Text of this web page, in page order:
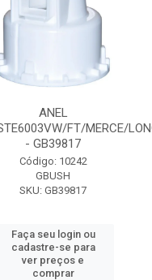
ANEL
FT/MERCE/
- GB39817
Código: 10242
GBUSH
SKU: GB39817
Faça seu login ou
cadastre-se para
ver preços e
comprar